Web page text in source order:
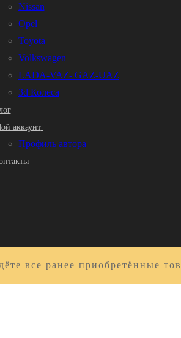
Nissan
Opel
Toyota
Volkswagen
LADA-VAZ- GAZ-UAZ
3d Колеса
аккаунт
Профиль автора
все ранее приобретённые